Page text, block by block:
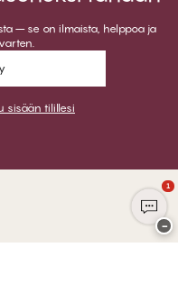
– se on ilmaista, helppoa ja
sisään tilillesi
1
−